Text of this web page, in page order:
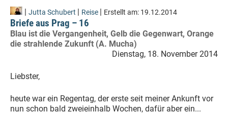
| Jutta Schubert | Reise | Erstellt am: 19.12.2014
Briefe aus Prag – 16
Blau ist die Vergangenheit, Gelb die Gegenwart, Orange
die strahlende Zukunft (A. Mucha)
Dienstag, 18. November 2014
Liebster,
heute war ein Regentag, der erste seit meiner Ankunft vor
nun schon bald zweieinhalb Wochen, dafür aber ein...